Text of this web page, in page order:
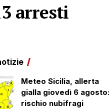
arresti
Meteo Sicilia, allerta
gialla giovedì 6 agosto:
rischio nubifragi